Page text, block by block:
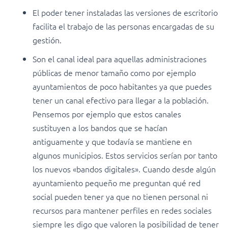
El poder tener instaladas las versiones de escritorio
facilita el trabajo de las personas encargadas de su
gestión.
Son el canal ideal para aquellas administraciones
públicas de menor tamaño como por ejemplo
ayuntamientos de poco habitantes ya que puedes
tener un canal efectivo para llegar a la población.
Pensemos por ejemplo que estos canales
sustituyen a los bandos que se hacían
antiguamente y que todavía se mantiene en
algunos municipios. Estos servicios serían por tanto
los nuevos «bandos digitales». Cuando desde algún
ayuntamiento pequeño me preguntan qué red
social pueden tener ya que no tienen personal ni
recursos para mantener perfiles en redes sociales
siempre les digo que valoren la posibilidad de tener